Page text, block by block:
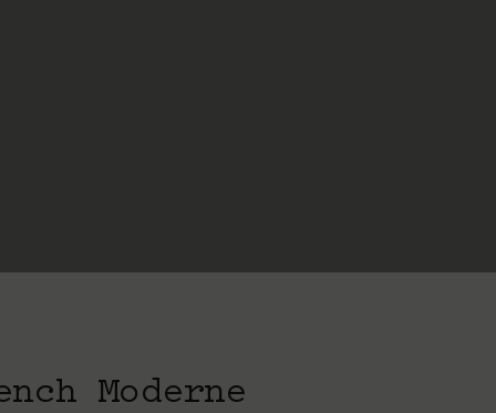
Moderne